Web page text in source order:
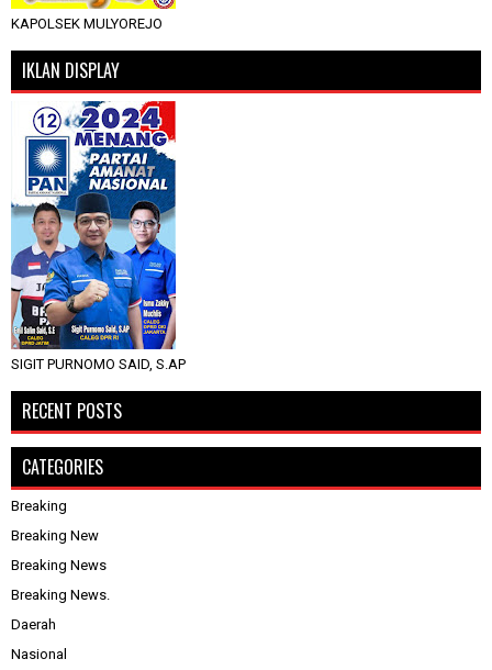
KAPOLSEK MULYOREJO
IKLAN DISPLAY
SIGIT PURNOMO SAID, S.AP
RECENT POSTS
CATEGORIES
Breaking
Breaking New
Breaking News
Breaking News.
Daerah
Nasional